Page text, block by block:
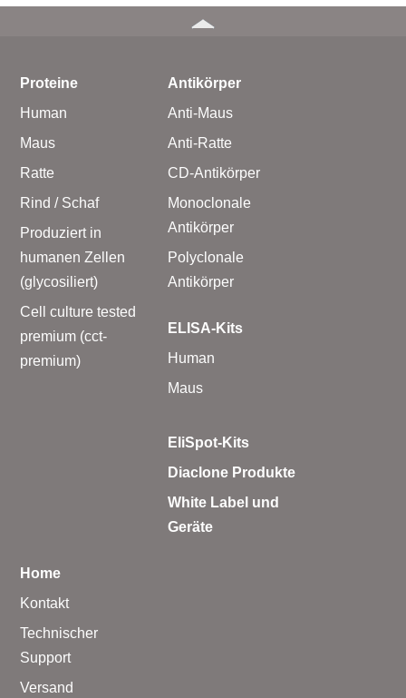
– Alle Antikörper
White Label und Geräte
– Alle White Label und technische Produkte
– A·EL·VIS Produkte
– EzScope 101 Live Cell Imaging System
Proteine
Human
Maus
Ratte
Rind / Schaf
Produziert in
humanen Zellen
(glycosiliert)
Cell culture tested
premium (cct-
premium)
Antikörper
Anti-Maus
Anti-Ratte
CD-Antikörper
Monoclonale
Antikörper
Polyclonale
Antikörper
ELISA-Kits
Human
Maus
EliSpot-Kits
Diaclone Produkte
White Label und
Geräte
Home
Kontakt
Technischer
Support
Versand